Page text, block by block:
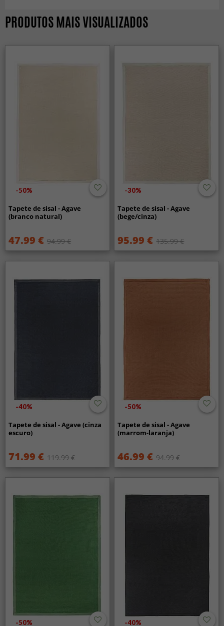
PRODUTOS MAIS VISUALIZADOS
-50%
Tapete de sisal - Agave
(branco natural)
47.99 € 94.99 €
-30%
Tapete de sisal - Agave
(bege/cinza)
95.99 € 135.99 €
-40%
Tapete de sisal - Agave (cinza
escuro)
71.99 € 119.99 €
-50%
Tapete de sisal - Agave
(marrom-laranja)
46.99 € 94.99 €
-50% -40%